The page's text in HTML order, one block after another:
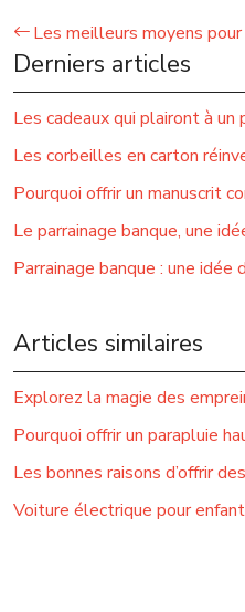
Les meilleurs moyens
Derniers articles
Les cadeaux qui plairont à un
Les corbeilles en carton
Pourquoi offrir un manuscrit
Le parrainage banque, une
Parrainage banque : une
Articles similaires
Explorez la magie des
Pourquoi offrir un parapluie
Les bonnes raisons d’offrir
Voiture électrique pour